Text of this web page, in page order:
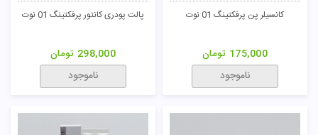
کانسیلر پن پرفکتینگ 01 نوت
175,000 تومان
ناموجود
پالت پودری کانتور پرفکتینگ 01 نوت
298,000 تومان
ناموجود